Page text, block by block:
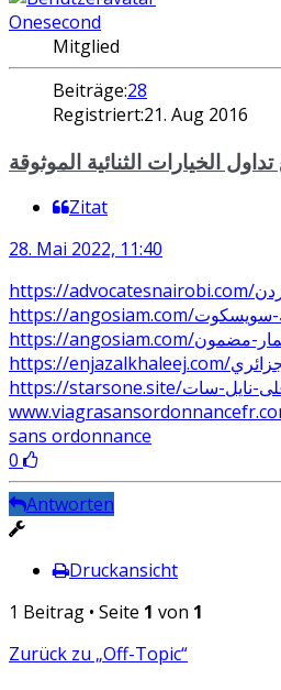
Onesecond
Mitglied
Beiträge:28
Registriert:21. Aug 2016
الخيارات الثنائية الموثوقة
Zitat
28. Mai 2022, 11:40
sans ordonnance
0
Antworten
Druckansicht
1 Beitrag • Seite 1 von 1
Zurück zu „Off-Topic“